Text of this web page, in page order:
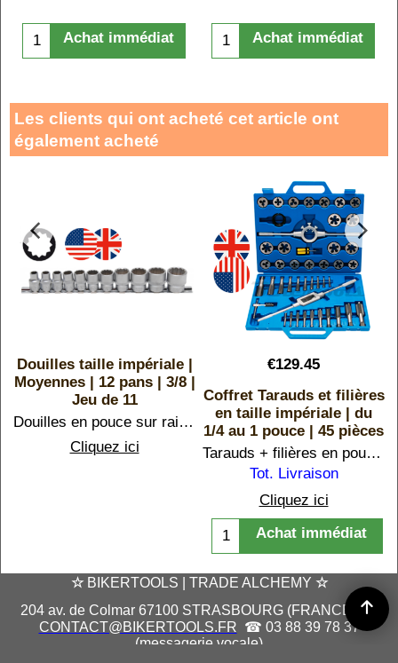
Achat immédiat Achat immédiat
Les clients qui ont acheté cet article ont
également acheté
Douilles taille impériale |
Moyennes | 12 pans | 3/8 |
Jeu de 11
Douilles en pouce sur rail 12 pans. Du 5/16 (7,93 mm) au 7/8 (22,22 mm)
Cliquez ici
€129.45
Coffret Tarauds et filières
en taille impériale | du
1/4 au 1 pouce | 45 pièces
Tarauds + filières en pouce. Pour réparer, ajuster, créer ou refaire des pas de vis UNC et UNF pour filetage américain et anglais.
Tot. Livraison
Cliquez ici
Achat immédiat
☆BIKERTOOLS | TRADE ALCHEMY ☆
204 av. de Colmar 67100 STRASBOURG (FRANCE) | ✉
CONTACT@BIKERTOOLS.FR ☎ 03 88 39 78 37
(messagerie vocale)